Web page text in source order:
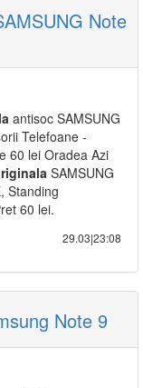
Note
antisoc SAMSUNG
Telefoane -
60 lei Oradea Azi
SAMSUNG
Standing
60 lei.
29.03|23:08
Note 9